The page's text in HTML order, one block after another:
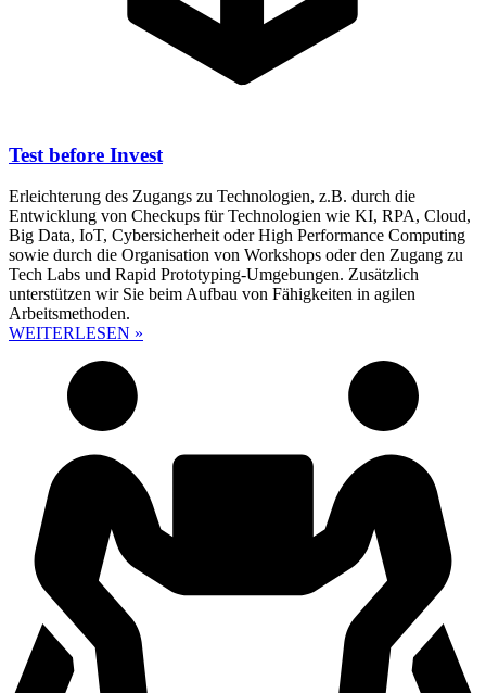
Test before Invest
Erleichterung des Zugangs zu Technologien, z.B. durch die
Entwicklung von Checkups für Technologien wie KI, RPA, Cloud,
Big Data, IoT, Cybersicherheit oder High Performance Computing
sowie durch die Organisation von Workshops oder den Zugang zu
Tech Labs und Rapid Prototyping-Umgebungen. Zusätzlich
unterstützen wir Sie beim Aufbau von Fähigkeiten in agilen
Arbeitsmethoden.
WEITERLESEN »